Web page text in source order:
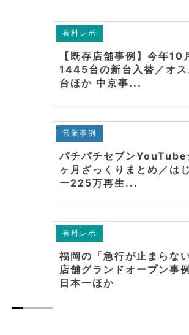
有料レポ
【既存店舗事例】今年10
1445台の新台入替／オス
台ほか 中京事...
営業事例
パチパチセブンYouTube
ヶ月ざっくりまとめ／は
ー225万再生...
有料レポ
福岡の「急行が止まらな
店舗グランドオープン事
日本一ほか